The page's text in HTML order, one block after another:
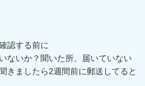
認する前に
ないか？聞いた所、届いていない
きましたら2週間前に郵送してると